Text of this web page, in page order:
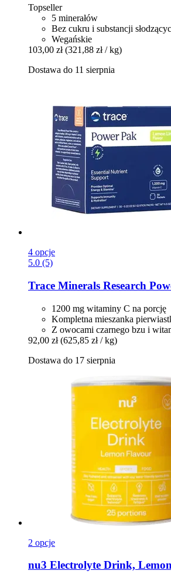
Topseller
5 minerałów
Bez cukru i substancji
Wegańskie
103,00 zł (321,88 zł / kg)
Dostawa do 11 sierpnia
4 opcje
5.0 (5)
Trace Minerals Research
1200 mg witaminy C na porcję
Kompletna mieszanka
Z owocami czarnego bzu i
92,00 zł (625,85 zł / kg)
Dostawa do 17 sierpnia
2 opcje
nu3 Electrolyte Drink,